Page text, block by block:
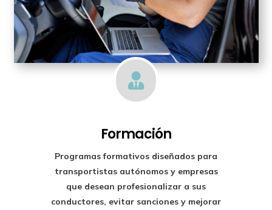

Formación
Programas formativos diseñados para
transportistas autónomos y empresas
que desean profesionalizar a sus
conductores, evitar sanciones y mejorar